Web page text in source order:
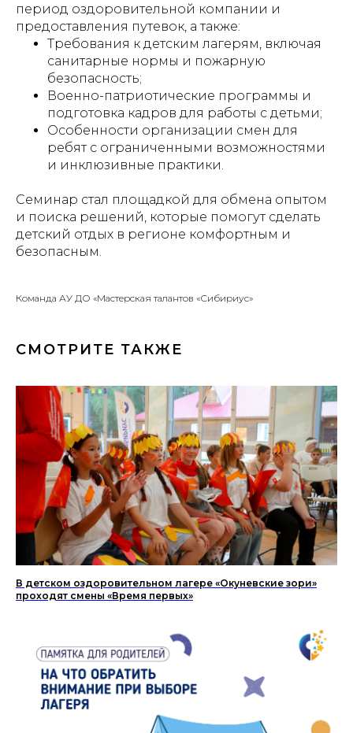
период оздоровительной компании и
предоставления путевок, а также:
Требования к детским лагерям, включая
санитарные нормы и пожарную
безопасность;
Военно-патриотические программы и
подготовка кадров для работы с детьми;
Особенности организации смен для
ребят с ограниченными возможностями
и инклюзивные практики.
Семинар стал площадкой для обмена опытом
и поиска решений, которые помогут сделать
детский отдых в регионе комфортным и
безопасным.
Команда АУ ДО «Мастерская талантов «Сибириус»
СМОТРИТЕ ТАКЖЕ
В детском оздоровительном лагере «Окуневские зори»
проходят смены «Время первых»